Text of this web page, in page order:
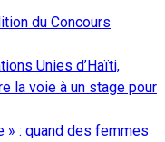
du Concours
Unies d’Haïti,
la voie à un stage pour
» : quand des femmes